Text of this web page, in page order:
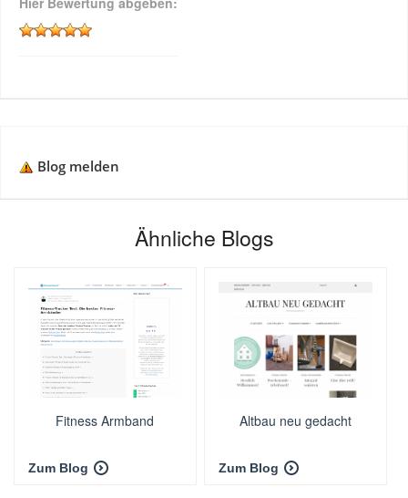
Blog melden
Ähnliche Blogs
Fitness Armband
Zum Blog
Altbau neu gedacht
Zum Blog